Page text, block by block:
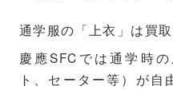
通学服の「上衣」は買
慶應SFCでは通学時
ト、セーター等）が